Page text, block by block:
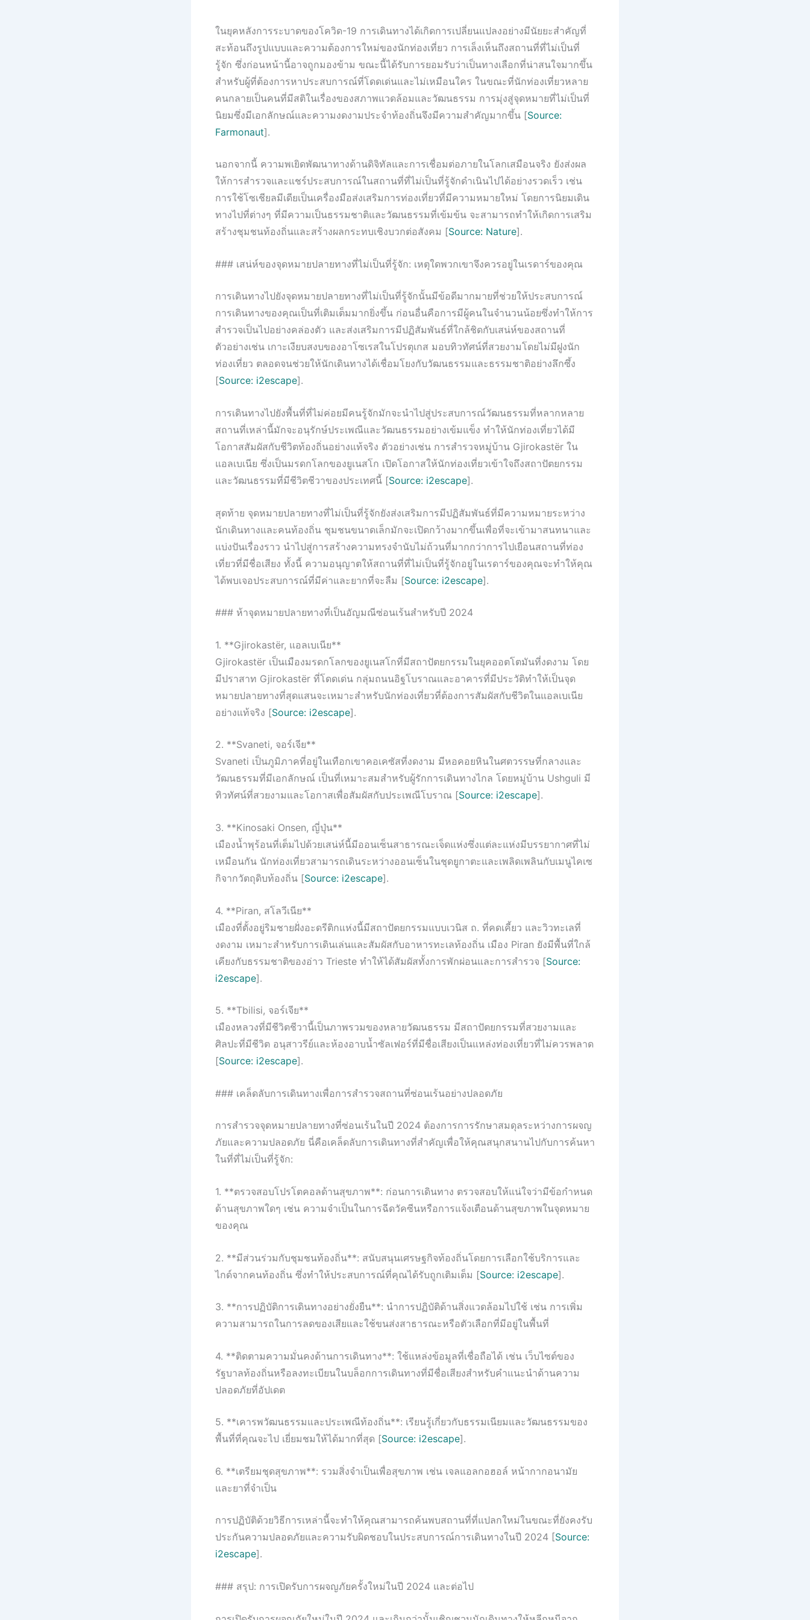
ในยุคหลังการระบาดของโควิด-19 การเดินทางได้เกิดการเปลี่ยนแปลงอย่างมีนัยยะสำคัญที่
สะท้อนถึงรูปแบบและความต้องการใหม่ของนักท่องเที่ยว การเล็งเห็นถึงสถานที่ที่ไม่เป็นที่
รู้จัก ซึ่งก่อนหน้านี้อาจถูกมองข้าม ขณะนี้ได้รับการยอมรับว่าเป็นทางเลือกที่น่าสนใจมากขึ้น
สำหรับผู้ที่ต้องการหาประสบการณ์ที่โดดเด่นและไม่เหมือนใคร ในขณะที่นักท่องเที่ยวหลาย
คนกลายเป็นคนที่มีสติในเรื่องของสภาพแวดล้อมและวัฒนธรรม การมุ่งสู่จุดหมายที่ไม่เป็นที่
นิยมซึ่งมีเอกลักษณ์และความงดงามประจำท้องถิ่นจึงมีความสำคัญมากขึ้น [Source:
Farmonaut].
นอกจากนี้ ความพเยิดพัฒนาทางด้านดิจิทัลและการเชื่อมต่อภายในโลกเสมือนจริง ยังส่งผล
ให้การสำรวจและแชร์ประสบการณ์ในสถานที่ที่ไม่เป็นที่รู้จักดำเนินไปได้อย่างรวดเร็ว เช่น
การใช้โซเชียลมีเดียเป็นเครื่องมือส่งเสริมการท่องเที่ยวที่มีความหมายใหม่ โดยการนิยมเดิน
ทางไปที่ต่างๆ ที่มีความเป็นธรรมชาติและวัฒนธรรมที่เข้มข้น จะสามารถทำให้เกิดการเสริม
สร้างชุมชนท้องถิ่นและสร้างผลกระทบเชิงบวกต่อสังคม [Source: Nature].
### เสน่ห์ของจุดหมายปลายทางที่ไม่เป็นที่รู้จัก: เหตุใดพวกเขาจึงควรอยู่ในเรดาร์ของคุณ
การเดินทางไปยังจุดหมายปลายทางที่ไม่เป็นที่รู้จักนั้นมีข้อดีมากมายที่ช่วยให้ประสบการณ์
การเดินทางของคุณเป็นที่เติมเต็มมากยิ่งขึ้น ก่อนอื่นคือการมีผู้คนในจำนวนน้อยซึ่งทำให้การ
สำรวจเป็นไปอย่างคล่องตัว และส่งเสริมการมีปฏิสัมพันธ์ที่ใกล้ชิดกับเสน่ห์ของสถานที่
ตัวอย่างเช่น เกาะเงียบสงบของอาโซเรสในโปรตุเกส มอบทิวทัศน์ที่สวยงามโดยไม่มีฝูงนัก
ท่องเที่ยว ตลอดจนช่วยให้นักเดินทางได้เชื่อมโยงกับวัฒนธรรมและธรรมชาติอย่างลึกซึ้ง
[Source: i2escape].
การเดินทางไปยังพื้นที่ที่ไม่ค่อยมีคนรู้จักมักจะนำไปสู่ประสบการณ์วัฒนธรรมที่หลากหลาย
สถานที่เหล่านี้มักจะอนุรักษ์ประเพณีและวัฒนธรรมอย่างเข้มแข็ง ทำให้นักท่องเที่ยวได้มี
โอกาสสัมผัสกับชีวิตท้องถิ่นอย่างแท้จริง ตัวอย่างเช่น การสำรวจหมู่บ้าน Gjirokastër ใน
แอลเบเนีย ซึ่งเป็นมรดกโลกของยูเนสโก เปิดโอกาสให้นักท่องเที่ยวเข้าใจถึงสถาปัตยกรรม
และวัฒนธรรมที่มีชีวิตชีวาของประเทศนี้ [Source: i2escape].
สุดท้าย จุดหมายปลายทางที่ไม่เป็นที่รู้จักยังส่งเสริมการมีปฏิสัมพันธ์ที่มีความหมายระหว่าง
นักเดินทางและคนท้องถิ่น ชุมชนขนาดเล็กมักจะเปิดกว้างมากขึ้นเพื่อที่จะเข้ามาสนทนาและ
แบ่งปันเรื่องราว นำไปสู่การสร้างความทรงจำนับไม่ถ้วนที่มากกว่าการไปเยือนสถานที่ท่อง
เที่ยวที่มีชื่อเสียง ทั้งนี้ ความอนุญาตให้สถานที่ที่ไม่เป็นที่รู้จักอยู่ในเรดาร์ของคุณจะทำให้คุณ
ได้พบเจอประสบการณ์ที่มีค่าและยากที่จะลืม [Source: i2escape].
### ห้าจุดหมายปลายทางที่เป็นอัญมณีซ่อนเร้นสำหรับปี 2024
1. **Gjirokastër, แอลเบเนีย**
Gjirokastër เป็นเมืองมรดกโลกของยูเนสโกที่มีสถาปัตยกรรมในยุคออตโตมันที่งดงาม โดย
มีปราสาท Gjirokastër ที่โดดเด่น กลุ่มถนนอิฐโบราณและอาคารที่มีประวัติทำให้เป็นจุด
หมายปลายทางที่สุดแสนจะเหมาะสำหรับนักท่องเที่ยวที่ต้องการสัมผัสกับชีวิตในแอลเบเนีย
อย่างแท้จริง [Source: i2escape].
2. **Svaneti, จอร์เจีย**
Svaneti เป็นภูมิภาคที่อยู่ในเทือกเขาคอเคซัสที่งดงาม มีหอคอยหินในศตวรรษที่กลางและ
วัฒนธรรมที่มีเอกลักษณ์ เป็นที่เหมาะสมสำหรับผู้รักการเดินทางไกล โดยหมู่บ้าน Ushguli มี
ทิวทัศน์ที่สวยงามและโอกาสเพื่อสัมผัสกับประเพณีโบราณ [Source: i2escape].
3. **Kinosaki Onsen, ญี่ปุ่น**
เมืองน้ำพุร้อนที่เต็มไปด้วยเสน่ห์นี้มีออนเซ็นสาธารณะเจ็ดแห่งซึ่งแต่ละแห่งมีบรรยากาศที่ไม่
เหมือนกัน นักท่องเที่ยวสามารถเดินระหว่างออนเซ็นในชุดยูกาตะและเพลิดเพลินกับเมนูไคเซ
กิจากวัตถุดิบท้องถิ่น [Source: i2escape].
4. **Piran, สโลวีเนีย**
เมืองที่ตั้งอยู่ริมชายฝั่งอะดรีติกแห่งนี้มีสถาปัตยกรรมแบบเวนิส ถ. ที่คดเคี้ยว และวิวทะเลที่
งดงาม เหมาะสำหรับการเดินเล่นและสัมผัสกับอาหารทะเลท้องถิ่น เมือง Piran ยังมีพื้นที่ใกล้
เคียงกับธรรมชาติของอ่าว Trieste ทำให้ได้สัมผัสทั้งการพักผ่อนและการสำรวจ [Source:
i2escape].
5. **Tbilisi, จอร์เจีย**
เมืองหลวงที่มีชีวิตชีวานี้เป็นภาพรวมของหลายวัฒนธรรม มีสถาปัตยกรรมที่สวยงามและ
ศิลปะที่มีชีวิต อนุสาวรีย์และห้องอาบน้ำซัลเฟอร์ที่มีชื่อเสียงเป็นแหล่งท่องเที่ยวที่ไม่ควรพลาด
[Source: i2escape].
### เคล็ดลับการเดินทางเพื่อการสำรวจสถานที่ซ่อนเร้นอย่างปลอดภัย
การสำรวจจุดหมายปลายทางที่ซ่อนเร้นในปี 2024 ต้องการการรักษาสมดุลระหว่างการผจญ
ภัยและความปลอดภัย นี่คือเคล็ดลับการเดินทางที่สำคัญเพื่อให้คุณสนุกสนานไปกับการค้นหา
ในที่ที่ไม่เป็นที่รู้จัก:
1. **ตรวจสอบโปรโตคอลด้านสุขภาพ**: ก่อนการเดินทาง ตรวจสอบให้แน่ใจว่ามีข้อกำหนด
ด้านสุขภาพใดๆ เช่น ความจำเป็นในการฉีดวัคซีนหรือการแจ้งเตือนด้านสุขภาพในจุดหมาย
ของคุณ
2. **มีส่วนร่วมกับชุมชนท้องถิ่น**: สนับสนุนเศรษฐกิจท้องถิ่นโดยการเลือกใช้บริการและ
ไกด์จากคนท้องถิ่น ซึ่งทำให้ประสบการณ์ที่คุณได้รับถูกเติมเต็ม [Source: i2escape].
3. **การปฏิบัติการเดินทางอย่างยั่งยืน**: นำการปฏิบัติด้านสิ่งแวดล้อมไปใช้ เช่น การเพิ่ม
ความสามารถในการลดของเสียและใช้ขนส่งสาธารณะหรือตัวเลือกที่มีอยู่ในพื้นที่
4. **ติดตามความมั่นคงด้านการเดินทาง**: ใช้แหล่งข้อมูลที่เชื่อถือได้ เช่น เว็บไซต์ของ
รัฐบาลท้องถิ่นหรือลงทะเบียนในบล็อกการเดินทางที่มีชื่อเสียงสำหรับคำแนะนำด้านความ
ปลอดภัยที่อัปเดต
5. **เคารพวัฒนธรรมและประเพณีท้องถิ่น**: เรียนรู้เกี่ยวกับธรรมเนียมและวัฒนธรรมของ
พื้นที่ที่คุณจะไป เยี่ยมชมให้ได้มากที่สุด [Source: i2escape].
6. **เตรียมชุดสุขภาพ**: รวมสิ่งจำเป็นเพื่อสุขภาพ เช่น เจลแอลกอฮอล์ หน้ากากอนามัย
และยาที่จำเป็น
การปฏิบัติด้วยวิธีการเหล่านี้จะทำให้คุณสามารถค้นพบสถานที่ที่แปลกใหม่ในขณะที่ยังคงรับ
ประกันความปลอดภัยและความรับผิดชอบในประสบการณ์การเดินทางในปี 2024 [Source:
i2escape].
### สรุป: การเปิดรับการผจญภัยครั้งใหม่ในปี 2024 และต่อไป